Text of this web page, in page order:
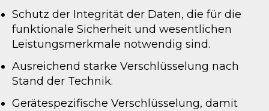
Schutz der Integrität der Daten, die für die
funktionale Sicherheit und wesentlichen
Leistungsmerkmale notwendig sind.
Ausreichend starke Verschlüsselung nach
Stand der Technik.
Gerätespezifische Verschlüsselung, damit